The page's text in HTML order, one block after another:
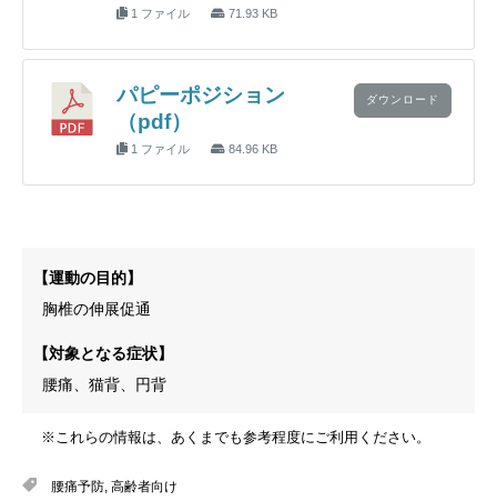
1 ファイル 71.93 KB
パピーポジション
（pdf）
1 ファイル 84.96 KB
ダウンロード
【運動の目的】
胸椎の伸展促通
【対象となる症状】
腰痛、猫背、円背
※これらの情報は、あくまでも参考程度にご利用ください。
腰痛予防, 高齢者向け